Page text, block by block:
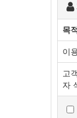
2.
3.
제
1.
2.
목적
이
고
자